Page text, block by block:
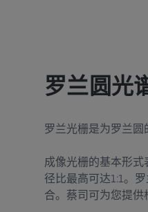
罗兰圆光
罗兰光栅是为罗兰圆
成像光栅的基本形
径比最高可达1:1。
合。蔡司可为您提供